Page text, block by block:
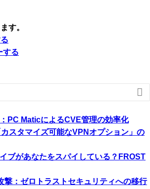
す。
する

PC MaticによるCVE管理の効率化
スタマイズ可能なVPNオプション」の
ブがあなたをスパイしている？FROST
撃：ゼロトラストセキュリティへの移行